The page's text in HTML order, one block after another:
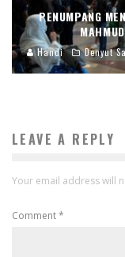
PENUMPANG
Handi Denyut
LEAVE A REPLY
Your email address will
Comment*